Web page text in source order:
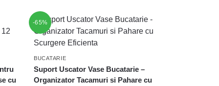
cu
-65%
BUCATARIE
Suport Uscator Vase Bucatarie –
Organizator Tacamuri si Pahare cu